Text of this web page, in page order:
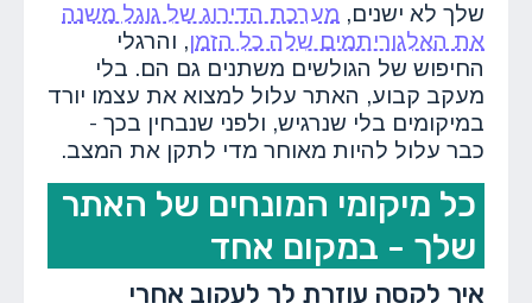
שלך לא ישנים, מערכת הדירוג של גוגל משנה
את האלגוריתמים שלה כל הזמן, והרגלי
החיפוש של הגולשים משתנים גם הם. בלי
מעקב קבוע, האתר עלול למצוא את עצמו יורד
במיקומים בלי שנרגיש, ולפני שנבחין בכך -
כבר עלול להיות מאוחר מדי לתקן את המצב.
כל מיקומי המונחים של האתר
שלך - במקום אחד
איך לקסה עוזרת לך לעקוב אחרי